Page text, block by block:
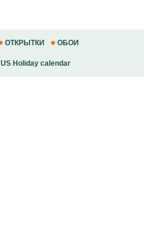
ОТКРЫТКИ ОБОИ
US Holiday calendar